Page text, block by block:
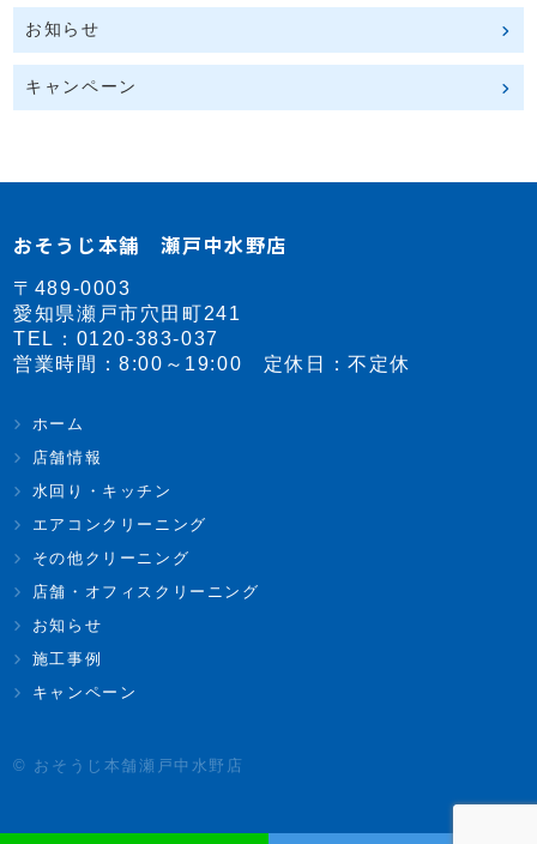
お知らせ
キャンペーン
おそうじ本舗 瀬戸中水野店
〒489-0003
愛知県瀬戸市穴田町241
TEL： 0120-383-037
営業時間：8:00～19:00 定休日：不定休
ホーム
店舗情報
水回り・キッチン
エアコンクリーニング
その他クリーニング
店舗・オフィスクリーニング
お知らせ
施工事例
キャンペーン
© おそうじ本舗瀬戸中水野店